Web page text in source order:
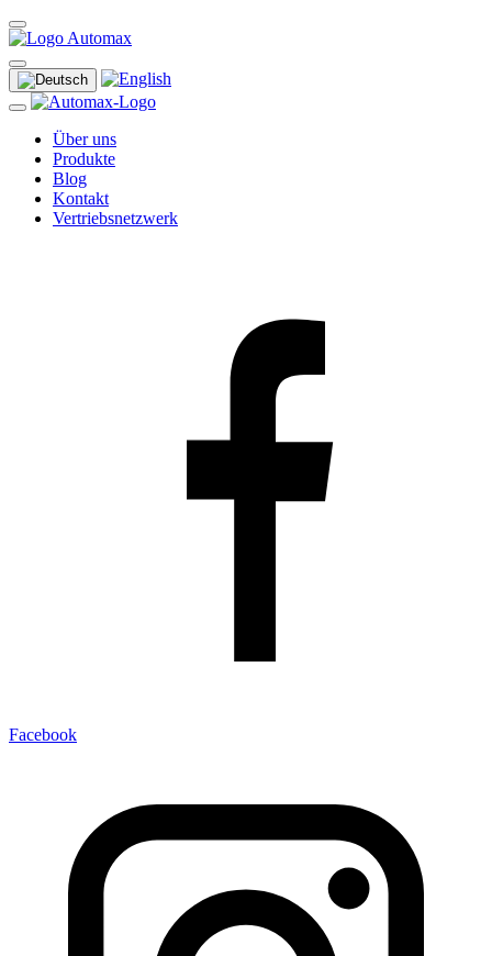
Über uns
Produkte
Blog
Kontakt
Vertriebsnetzwerk
Facebook